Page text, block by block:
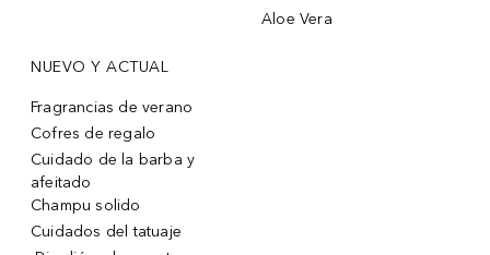
Aloe Vera
NUEVO Y ACTUAL
Fragrancias de verano
Cofres de regalo
Cuidado de la barba y
afeitado
Champu solido
Cuidados del tatuaje